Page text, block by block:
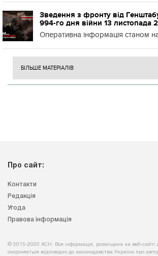
Зведення з фронту від
994-го дня війни 13 листопада
Оперативна інформація станом
БІЛЬШЕ МАТЕРІАЛІВ
Про сайт:
Контакти
Редакція
Угода
Правова інформація
© 2015-2020 АСН. Вся інформація, розміщена на веб-сайті
охороняється відповідно до законодавства України про